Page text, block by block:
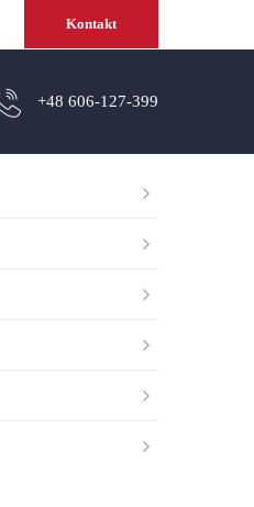
Kontakt
+48 606-127-399